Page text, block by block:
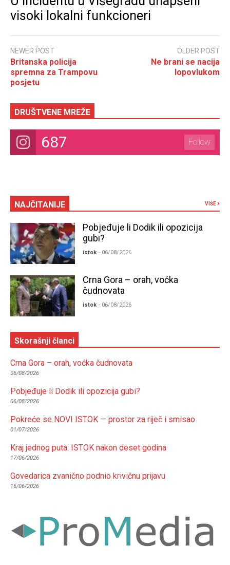
visoki lokalni funkcioneri
NEWER POST
Britanska policija
spremna za Trampovu
posjetu
OLDER POST
Ne brani se nacija
lopovlukom
DRUŠTVENE MREŽE
687 Follow
NAJČITANIJE VIŠE
Pobjeđuje li Dodik ili opozicija
gubi?
istok - 06/08/2026
Crna Gora – orah, voćka
čudnovata
istok - 06/08/2026
Skorašnji članci
Crna Gora – orah, voćka čudnovata
06/08/2026
Pobjeđuje li Dodik ili opozicija gubi?
06/08/2026
Pokreće se NOVI ISTOK — prostor za riječ i smisao
01/07/2026
Kraj jednog puta: ISTOK nakon deset godina
17/06/2026
Govedarica zvanično podnio krivičnu prijavu
16/06/2026